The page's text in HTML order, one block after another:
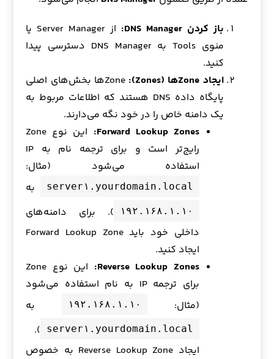
باز کردن DNS Manager:
از Server Manager یا
منوی Tools به DNS Manager دسترسی پیدا
کنید.
ایجاد Zoneها (Zones):
Zoneها بخش‌های اصلی
پایگاه داده DNS هستند که اطلاعات مربوط به
یک دامنه خاص را در خود نگه می‌دارند.
Forward Lookup Zones:
این نوع Zone
رایج‌تر است و برای ترجمه نام به IP
استفاده می‌شود (مثال:
server۱.yourdomain.local به
۱۹۲.۱۶۸.۱.۱۰
). برای دامنه‌های
داخلی خود باید Forward Lookup Zone
ایجاد کنید.
Reverse Lookup Zones:
این نوع Zone
برای ترجمه IP به نام استفاده می‌شود
(مثال:
۱۹۲.۱۶۸.۱.۱۰ به
server۱.yourdomain.local
).
ایجاد Reverse Lookup Zone به خصوص